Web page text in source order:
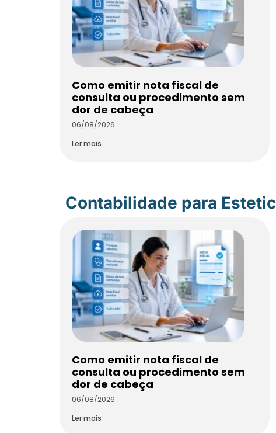
Como emitir nota fiscal de
consulta ou procedimento sem
dor de cabeça
06/08/2026
Ler mais
Contabilidade para
Como emitir nota fiscal de
consulta ou procedimento sem
dor de cabeça
06/08/2026
Ler mais